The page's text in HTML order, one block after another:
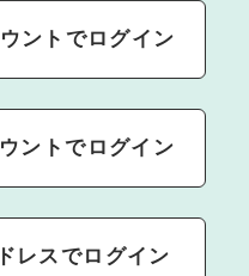
ントでログイン
ントでログイン
レスでログイン